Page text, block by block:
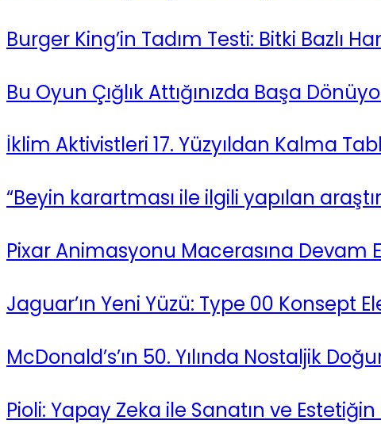
Burger King’in Tadım Testi: Bitki Bazlı
Bu Oyun Çığlık Attığınızda Başa
İklim Aktivistleri 17. Yüzyıldan Kalma
“Beyin karartması ile ilgili yapılan
Pixar Animasyonu Macerasına Devam
Jaguar’ın Yeni Yüzü: Type 00 Konsept
McDonald’s’ın 50. Yılında Nostaljik
Pioli: Yapay Zeka ile Sanatın ve